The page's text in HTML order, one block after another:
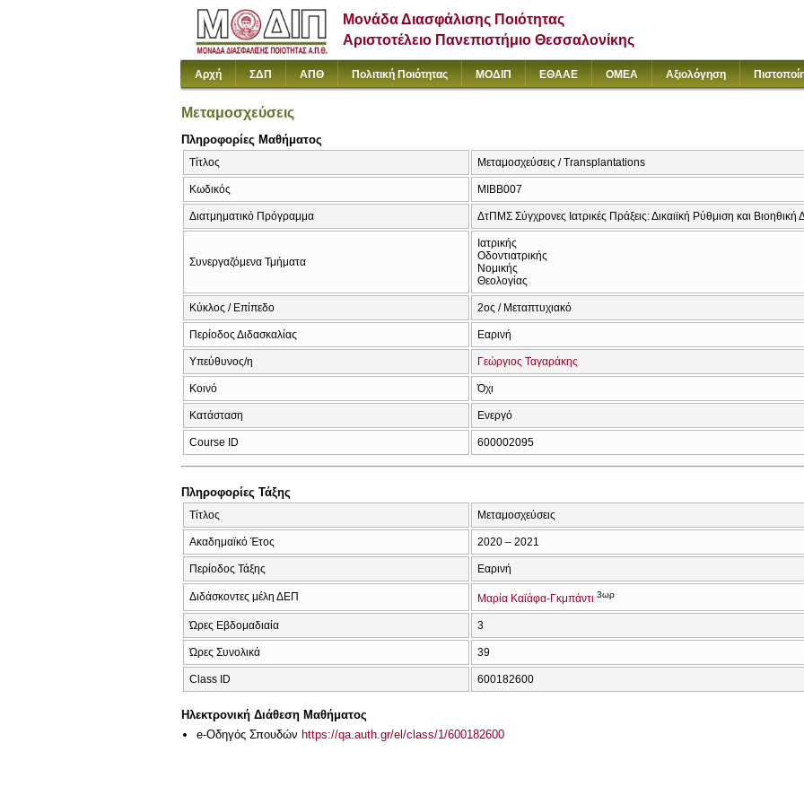
Μονάδα Διασφάλισης Ποιότητας
Αριστοτέλειο Πανεπιστήμιο Θεσσαλονίκης
Αρχή ΣΔΠ ΑΠΘ Πολιτική Ποιότητας ΜΟΔΙΠ ΕΘΑΑΕ ΟΜΕΑ Αξιολόγηση
Μεταμοσχεύσεις
Πληροφορίες Μαθήματος
Τίτλος Μεταμοσχεύσεις / Transplantations
Κωδικός ΜΙΒΒ007
Διατμηματικό Πρόγραμμα ΔτΠΜΣ Σύγχρονες Ιατρικές Πράξεις: Δικαιϊκή Ρύθμιση και
Συνεργαζόμενα Τμήματα
Ιατρικής
Οδοντιατρικής
Νομικής
Θεολογίας
Κύκλος / Επίπεδο 2ος / Μεταπτυχιακό
Περίοδος Διδασκαλίας Εαρινή
Υπεύθυνος/η Γεώργιος Ταγαράκης
Κοινό Όχι
Κατάσταση Ενεργό
Course ID 600002095
Πληροφορίες Τάξης
Τίτλος Μεταμοσχεύσεις
Ακαδημαϊκό Έτος 2020 – 2021
Περίοδος Τάξης Εαρινή
Διδάσκοντες μέλη ΔΕΠ Μαρία Καϊάφα-Γκμπάντι 3ωρ
Ώρες Εβδομαδιαία 3
Ώρες Συνολικά 39
Class ID 600182600
Ηλεκτρονική Διάθεση Μαθήματος
e-Οδηγός Σπουδών https://qa.auth.gr/el/class/1/600182600